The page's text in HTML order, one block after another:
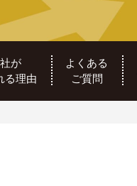
が
る理由
よくある
ご質問